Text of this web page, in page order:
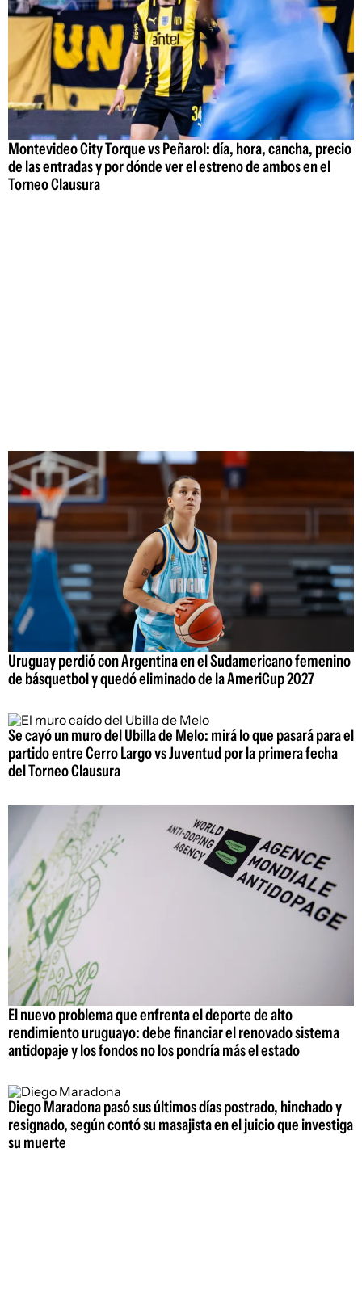
Montevideo City Torque vs Peñarol: día, hora, cancha, precio
de las entradas y por dónde ver el estreno de ambos en el
Torneo Clausura
Uruguay perdió con Argentina en el Sudamericano femenino
de básquetbol y quedó eliminado de la AmeriCup 2027
Se cayó un muro del Ubilla de Melo: mirá lo que pasará para el
partido entre Cerro Largo vs Juventud por la primera fecha
del Torneo Clausura
El nuevo problema que enfrenta el deporte de alto
rendimiento uruguayo: debe financiar el renovado sistema
antidopaje y los fondos no los pondría más el estado
Diego Maradona pasó sus últimos días postrado, hinchado y
resignado, según contó su masajista en el juicio que investiga
su muerte